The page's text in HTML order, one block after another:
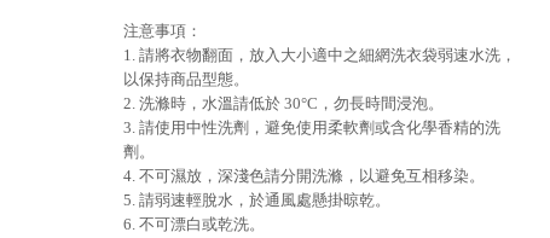
注意事項：
1. 請將衣物翻面，放入大小適中之細網洗衣袋弱速水洗，
以保持商品型態。
2. 洗滌時，水溫請低於 30°C，勿長時間浸泡。
3. 請使用中性洗劑，避免使用柔軟劑或含化學香精的洗
劑。
4. 不可濕放，深淺色請分開洗滌，以避免互相移染。
5. 請弱速輕脫水，於通風處懸掛晾乾。
6. 不可漂白或乾洗。